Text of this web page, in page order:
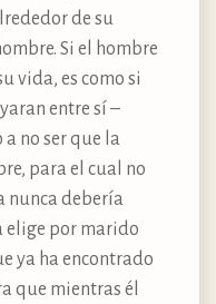
de su
Si el hombre
vida, es como si
entre sí –
no ser que la
para el cual no
nunca debería
elige por marido
ya ha encontrado
que mientras él